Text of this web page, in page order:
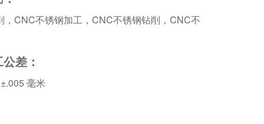
，CNC不锈钢加工，CNC不锈钢钻削，CNC不
差：
毫米